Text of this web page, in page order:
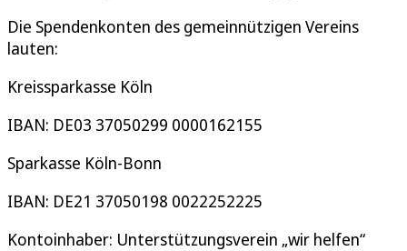
Die Spendenkonten des gemeinnützigen Vereins
lauten:
Kreissparkasse Köln
IBAN: DE03 37050299 0000162155
Sparkasse Köln-Bonn
IBAN: DE21 37050198 0022252225
Kontoinhaber: Unterstützungsverein „wir helfen“